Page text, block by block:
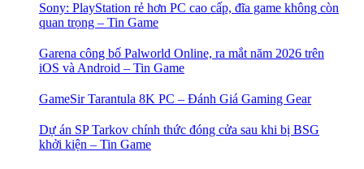
Sony: PlayStation rẻ hơn PC cao cấp, đĩa game không còn
quan trọng – Tin Game
Garena công bố Palworld Online, ra mắt năm 2026 trên
iOS và Android – Tin Game
GameSir Tarantula 8K PC – Đánh Giá Gaming Gear
Dự án SP Tarkov chính thức đóng cửa sau khi bị BSG
khởi kiện – Tin Game